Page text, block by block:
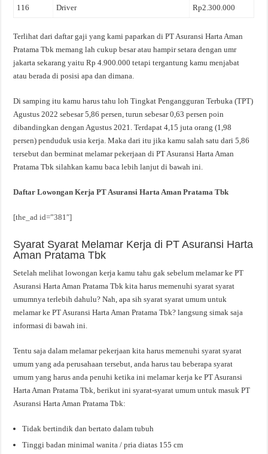
116 Driver Rp2.300.000
Terlihat dari daftar gaji yang kami paparkan di PT Asuransi Harta Aman
Pratama Tbk memang lah cukup besar atau hampir setara dengan umr
jakarta sekarang yaitu Rp 4.900.000 tetapi tergantung kamu menjabat
atau berada di posisi apa dan dimana.
Di samping itu kamu harus tahu loh Tingkat Pengangguran Terbuka (TPT)
Agustus 2022 sebesar 5,86 persen, turun sebesar 0,63 persen poin
dibandingkan dengan Agustus 2021. Terdapat 4,15 juta orang (1,98
persen) penduduk usia kerja. Maka dari itu jika kamu salah satu dari 5,86
tersebut dan berminat melamar pekerjaan di PT Asuransi Harta Aman
Pratama Tbk silahkan kamu baca lebih lanjut di bawah ini.
Daftar Lowongan Kerja PT Asuransi Harta Aman Pratama Tbk
[the_ad id=”381″]
Syarat Syarat Melamar Kerja di PT Asuransi Harta
Aman Pratama Tbk
Setelah melihat lowongan kerja kamu tahu gak sebelum melamar ke PT
Asuransi Harta Aman Pratama Tbk kita harus memenuhi syarat syarat
umumnya terlebih dahulu? Nah, apa sih syarat syarat umum untuk
melamar ke PT Asuransi Harta Aman Pratama Tbk? langsung simak saja
informasi di bawah ini.
Tentu saja dalam melamar pekerjaan kita harus memenuhi syarat syarat
umum yang ada perusahaan tersebut, anda harus tau beberapa syarat
umum yang harus anda penuhi ketika ini melamar kerja ke PT Asuransi
Harta Aman Pratama Tbk, berikut ini syarat-syarat umum untuk masuk PT
Asuransi Harta Aman Pratama Tbk:
Tidak bertindik dan bertato dalam tubuh
Tinggi badan minimal wanita / pria diatas 155 cm